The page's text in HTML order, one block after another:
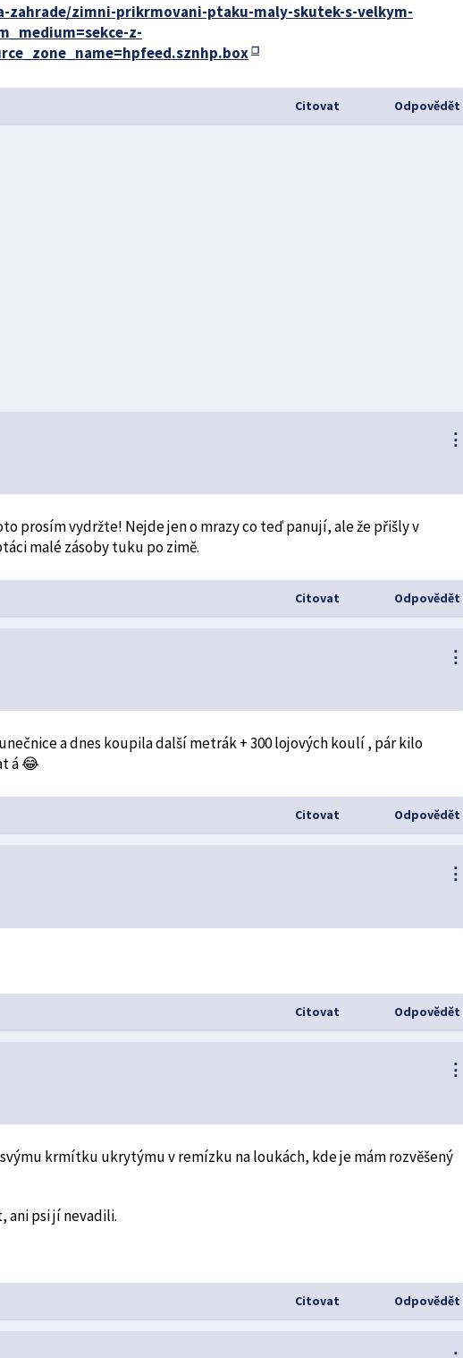
zimni-prikrmovani-ptaku-maly-skutek-s-velkym-
z-
Citovat Odpovědět
⋮
prosím vydržte! Nejde jen o mrazy co teď panují, ale že přišly v
malé zásoby tuku po zimě.
Citovat Odpovědět
⋮
a dnes koupila další metrák + 300 lojových koulí , pár kilo
á 😂
Citovat Odpovědět
⋮
Citovat Odpovědět
⋮
krmítku ukrytýmu v remízku na loukách, kde je mám rozvěšený
ani psi jí nevadili.
Citovat Odpovědět